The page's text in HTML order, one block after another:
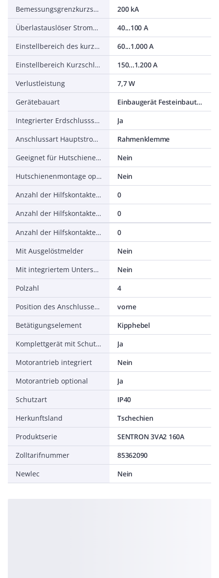
Bemessungsgrenzkurzschlussausschaltstrom Icu bei 400 V, 50 Hz
200 kA
Überlastauslöser Stromeinstellung
40...100 A
Einstellbereich des kurzzeitverzögerten Kurzschlussauslösers
60...1.000 A
Einstellbereich Kurzschlussauslöser
150...1.200 A
Verlustleistung
7,7 W
Gerätebauart
Einbaugerät Festeinbautechnik
Integrierter Erdschlussschutz
Ja
Anschlussart Hauptstromkreis
Rahmenklemme
Geeignet für Hutschienenmontage
Nein
Hutschienenmontage optional
Nein
Anzahl der Hilfskontakte als Öffner
0
Anzahl der Hilfskontakte als Schließer
0
Anzahl der Hilfskontakte als Wechsler
0
Mit Ausgelöstmelder
Nein
Mit integriertem Unterspannungsauslöser
Nein
Polzahl
4
Position des Anschlusses für Hauptstromkreis
vorne
Betätigungselement
Kipphebel
Komplettgerät mit Schutzeinheit
Ja
Motorantrieb integriert
Nein
Motorantrieb optional
Ja
Schutzart
IP40
Herkunftsland
Tschechien
Produktserie
SENTRON 3VA2 160A
Zolltarifnummer
85362090
Newlec
Nein